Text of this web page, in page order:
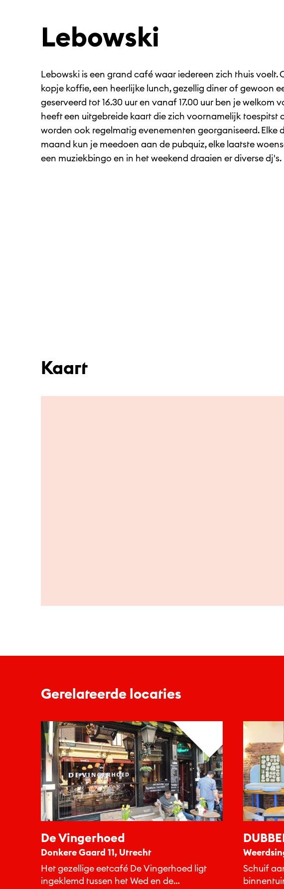
Lebowski
Lebowski is een grand café waar iedereen zich thuis voelt.
kopje koffie, een heerlijke lunch, gezellig diner of gewoon
geserveerd tot 16.30 uur en vanaf 17.00 uur ben je welkom
heeft een uitgebreide kaart die zich voornamelijk toespitst
worden ook regelmatig evenementen georganiseerd. Elke
maand kun je meedoen aan de pubquiz, elke laatste
een muziekbingo en in het weekend draaien er diverse dj's.
Kaart
Gerelateerde locaties
De Vingerhoed
Donkere Gaard 11, Utrecht
Het gezellige eetcafé De Vingerhoed ligt
ingeklemd tussen het Wed en de
Schuif